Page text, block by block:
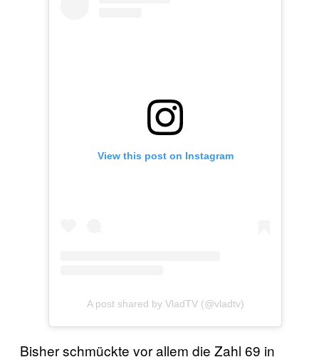
View this post on Instagram
A post shared by VladTV (@vladtv)
Bisher schmückte vor allem die Zahl 69 in